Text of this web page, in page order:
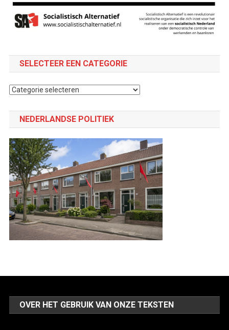
SELECTEER EEN CATEGORIE
Selecteer
categorie
NEDERLANDSE POLITIEK
OVER HET GEBRUIK VAN ONZE TEKSTEN